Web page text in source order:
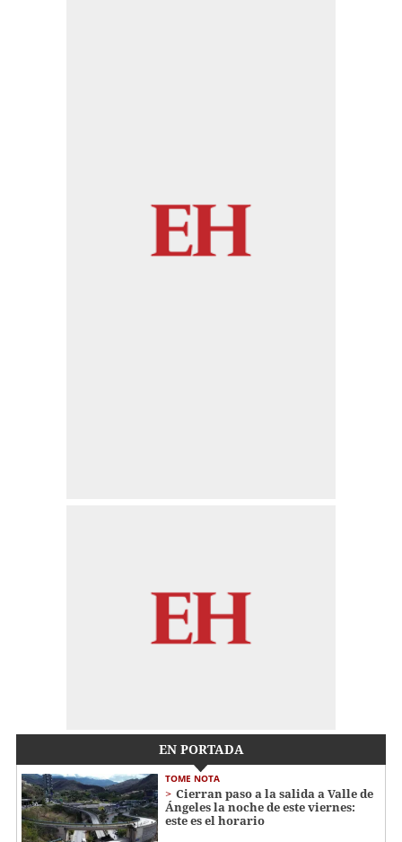
EN PORTADA
TOME NOTA
Cierran paso a la salida a Valle de
Ángeles la noche de este viernes:
este es el horario